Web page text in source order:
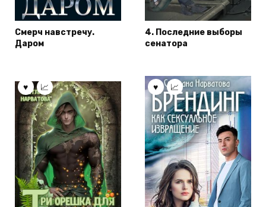
Смерч навстречу.
Даром
4. Последние выборы
сенатора